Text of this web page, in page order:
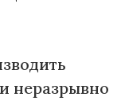
неразрывно